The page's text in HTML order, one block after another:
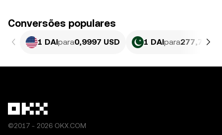
Conversões populares
1 DAIpara0,9997 USD 1 DAIpara277,78
©2017 - 2026 OKX.COM